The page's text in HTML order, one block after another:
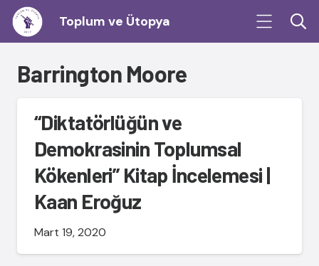
Toplum ve Ütopya
Barrington Moore
“Diktatörlüğün ve
Demokrasinin Toplumsal
Kökenleri” Kitap İncelemesi |
Kaan Eroğuz
Mart 19, 2020